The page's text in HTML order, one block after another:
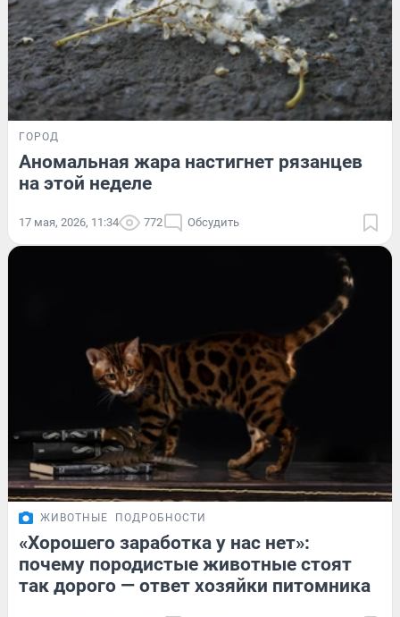
ГОРОД
Аномальная жара настигнет рязанцев
на этой неделе
17 мая, 2026, 11:34 772 Обсудить
ЖИВОТНЫЕ ПОДРОБНОСТИ
«Хорошего заработка у нас нет»:
почему породистые животные стоят
так дорого — ответ хозяйки питомника